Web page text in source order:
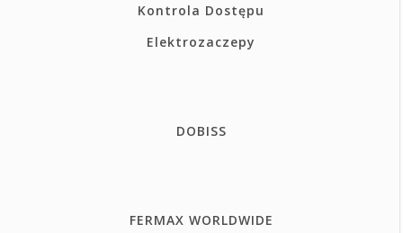
Kontrola Dostępu
Elektrozaczepy
DOBISS
FERMAX WORLDWIDE